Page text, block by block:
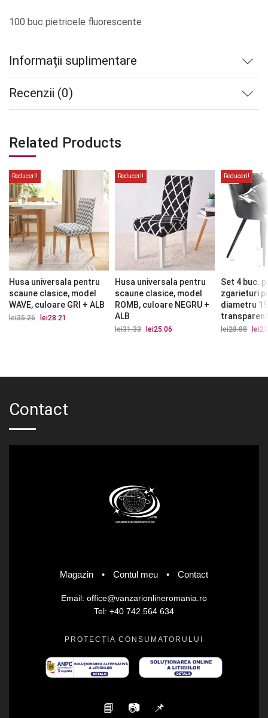
100 buc pietricele fluorescente
Informații suplimentare
Recenzii (0)
Related Products
Reduceri!
Husa universala pentru
scaune clasice, model
WAVE, culoare GRI + ALB
lei35.26
Prețul
lei28.21
Reduceri!
Husa universala pentru
scaune clasice, model
ROMB, culoare NEGRU +
ALB
lei31.33
Prețul
lei25.06
Reduceri!
epuizat
Set 4 buc.
zgarieturi
diametru
lei28.88 lei
Contact
Magazin • Contul meu • Contact
Email: office@vanzarionlineromania.ro
Tel: +40 742 564 634
PROTECȚIA CONSUMATORULUI
📘 📷 📌